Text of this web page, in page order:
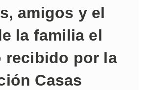
amigos y el
la familia el
recibido por la
Casas